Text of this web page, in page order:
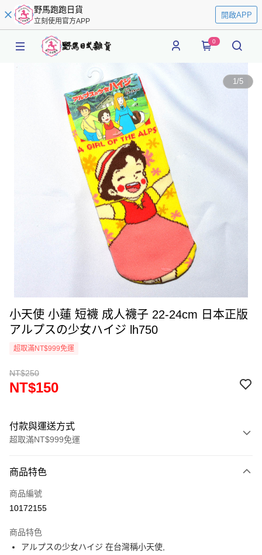
野馬跑跑日貨
立刻使用官方APP
開啟APP
0
1/5
小天使 小蓮 短襪 成人襪子 22-24cm 日本正版
アルプスの少女ハイジ lh750
超取滿NT$999免運
NT$250
NT$150
付款與運送方式
超取滿NT$999免運
信用卡一次付款
信用卡分期付款
合作金庫商業銀行
華南商業銀行
彰化商業銀行
超商取貨付款
商品特色
商品編號
10172155
商品特色
アルプスの少女ハイジ 在台灣稱小天使,